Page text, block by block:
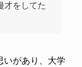
才をしてた
いがあり、大学